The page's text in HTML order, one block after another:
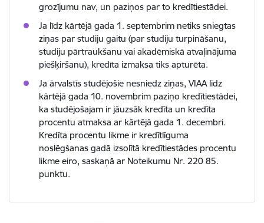
grozījumu nav, un paziņos par to kredītiestādei.
Ja līdz kārtējā gada 1. septembrim netiks sniegtas
ziņas par studiju gaitu (par studiju turpināšanu,
studiju pārtraukšanu vai akadēmiskā atvaļinājuma
piešķiršanu), kredīta izmaksa tiks apturēta.
Ja ārvalstīs studējošie nesniedz ziņas, VIAA līdz
kārtējā gada 10. novembrim paziņo kredītiestādei,
ka studējošajam ir jāuzsāk kredīta un kredīta
procentu atmaksa ar kārtējā gada 1. decembri.
Kredīta procentu likme ir kredītlīguma
noslēgšanas gadā izsolītā kredītiestādes procentu
likme eiro, saskaņā ar Noteikumu Nr. 220 85.
punktu.